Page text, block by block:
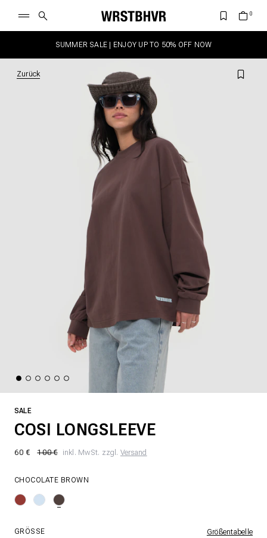
SUMMER SALE | ENJOY UP TO 50% OFF NOW
Zurück
SALE
COSI LONGSLEEVE
60 € 100 € inkl. MwSt. zzgl. Versand
CHOCOLATE BROWN
GRÖSSE Größentabelle